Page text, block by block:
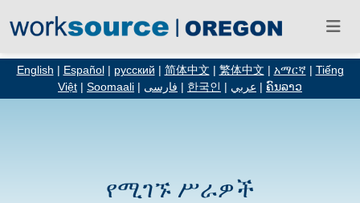
English Español русский 简体中文 繁体中文 አማርኛ
Tiếng
Việt
Soomaali فارسی 한국인 عربي ຄົນລາວ
የሚገኙ ሥራዎች